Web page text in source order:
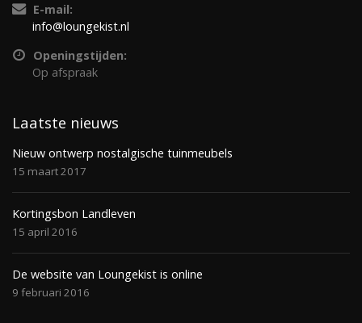
E-mail:
info@loungekist.nl
Openingstijden:
Op afspraak
Laatste nieuws
Nieuw ontwerp nostalgische tuinmeubels
15 maart 2017
Kortingsbon Landleven
15 april 2016
De website van Loungekist is online
9 februari 2016